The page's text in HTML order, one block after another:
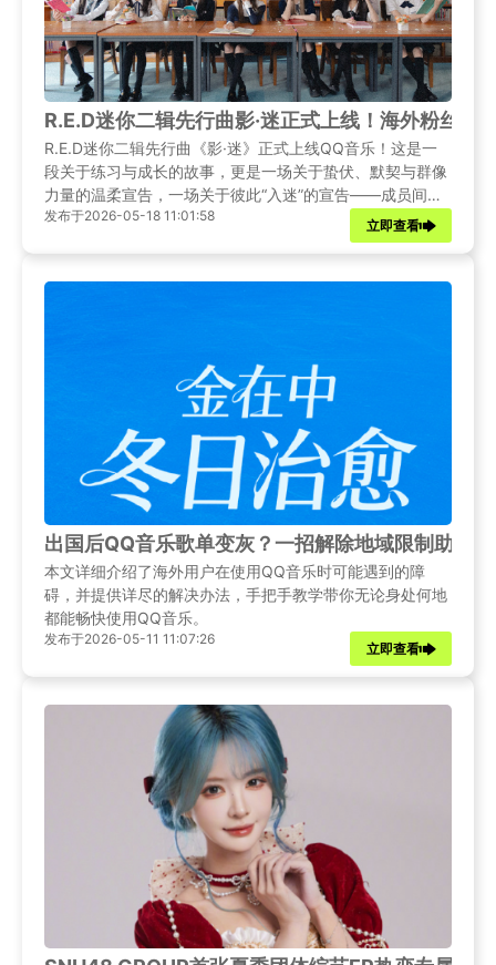
R.E.D迷你二辑先行曲影·迷正式上线！海外粉丝
R.E.D迷你二辑先行曲《影·迷》正式上线QQ音乐！这是一
段关于练习与成长的故事，更是一场关于蛰伏、默契与群像
力量的温柔宣告，一场关于彼此“入迷”的宣告——成员间无
需言说的默契共鸣，所有沉默、汗水与身体的语言，都只为
光影登场这一刻，与你心跳同频。《影·迷》巅峰里程挑战同
参与活动赢好礼！
发布于2026-05-18 11:01:58
立即查看
出国后QQ音乐歌单变灰？一招解除地域限制助你
本文详细介绍了海外用户在使用QQ音乐时可能遇到的障
碍，并提供详尽的解决办法，手把手教学带你无论身处何地
都能畅快使用QQ音乐。
发布于2026-05-11 11:07:26
立即查看